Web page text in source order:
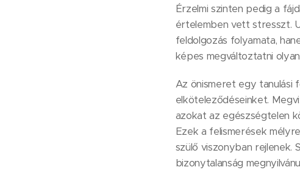
Érzelmi szinten pedig a
értelemben vett stresszt.
feldolgozás folyamata,
képes megváltoztatni
Az önismeret egy tanulási
elköteleződéseinket.
azokat az egészségtelen
Ezek a felismerések
szülő viszonyban rejlenek.
bizonytalanság